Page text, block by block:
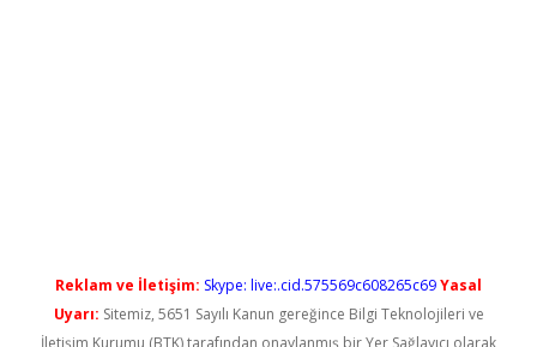
Reklam ve İletişim: Skype: live:.cid.575569c608265c69Yasal
Uyarı: Sitemiz, 5651 Sayılı Kanun gereğince Bilgi Teknolojileri ve
İletişim Kurumu (BTK) tarafından onaylanmış bir Yer Sağlayıcı olarak